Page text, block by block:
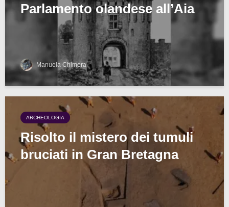
Parlamento olandese all’Aia
Manuela Chimera
ARCHEOLOGIA
Risolto il mistero dei tumuli
bruciati in Gran Bretagna